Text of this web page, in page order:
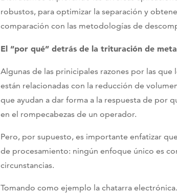
robustos, para optimizar la separación y
comparación con las metodologías de
El “por qué” detrás de la trituración de
Algunas de las prinicipales razones por las
están relacionadas con la reducción de
que ayudan a dar forma a la respuesta de por
en el rompecabezas de un operador.
Pero, por supuesto, es importante enfatizar
de procesamiento: ningún enfoque único es
circunstancias.
Tomando como ejemplo la chatarra